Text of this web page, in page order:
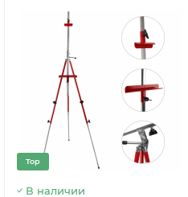
Top
В наличии